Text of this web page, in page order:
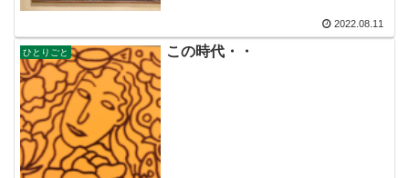
2022.08.11
ひとりごと この時代・・